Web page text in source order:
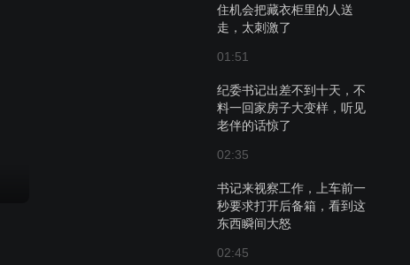
住机会把藏衣柜里的人送
走，太刺激了
01:51
纪委书记出差不到十天，不
料一回家房子大变样，听见
老伴的话惊了
02:35
书记来视察工作，上车前一
秒要求打开后备箱，看到这
东西瞬间大怒
02:45